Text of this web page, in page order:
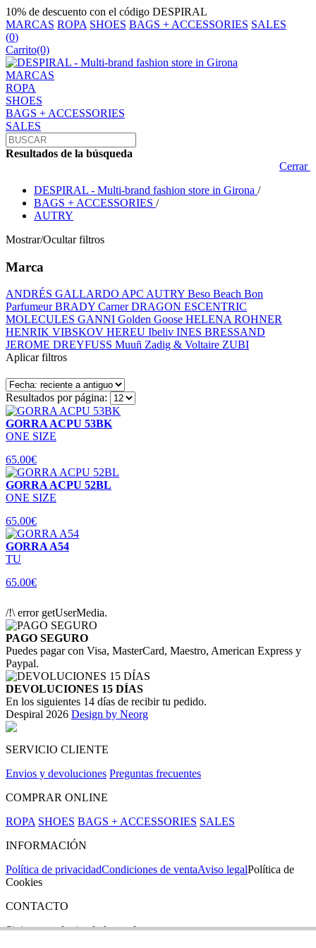
10% de descuento con el código DESPIRAL
MARCAS ROPA SHOES BAGS + ACCESSORIES SALES
(0)
Carrito(0)
MARCAS
ROPA
SHOES
BAGS + ACCESSORIES
SALES
Resultados de la búsqueda
Cerrar
DESPIRAL - Multi-brand fashion store in Girona /
BAGS + ACCESSORIES /
AUTRY
Mostrar/Ocultar filtros
Marca
ANDRÉS GALLARDO APC AUTRY Beso Beach Bon
ParfumeurBRADY CarnerDRAGON ESCENTRIC
MOLECULES GANNI Golden Goose HELENA ROHNER
HENRIK VIBSKOV HEREU Ibeliv INES BRESSAND
JEROME DREYFUSS Muuñ Zadig & Voltaire ZUBI
Aplicar filtros
Resultados por página:
GORRA ACPU 53BK
ONE SIZE
65.00€
GORRA ACPU 52BL
ONE SIZE
65.00€
GORRA A54
TU
65.00€
/!\ error getUserMedia.
PAGO SEGURO
Puedes pagar con Visa, MasterCard, Maestro, American Express y
Paypal.
DEVOLUCIONES 15 DÍAS
En los siguientes 14 días de recibir tu pedido.
Despiral 2026 Design by Neorg
SERVICIO CLIENTE
Envios y devoluciones Preguntas frecuentes
COMPRAR ONLINE
ROPA SHOES BAGS + ACCESSORIES SALES
INFORMACIÓN
Política de privacidadCondiciones de ventaAviso legalPolítica de
Cookies
CONTACTO
Si tienes cualquier duda puedes contactar con nosotros en nuestra